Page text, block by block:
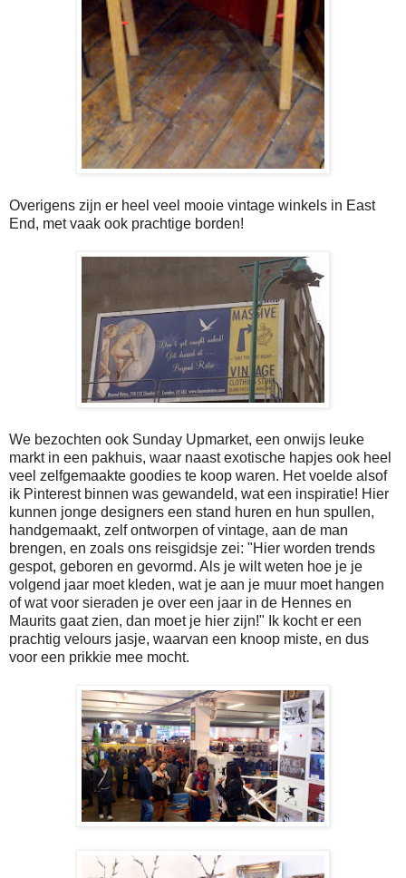
Overigens zijn er heel veel mooie vintage winkels in East
End, met vaak ook prachtige borden!
We bezochten ook Sunday Upmarket, een onwijs leuke
markt in een pakhuis, waar naast exotische hapjes ook heel
veel zelfgemaakte goodies te koop waren. Het voelde alsof
ik Pinterest binnen was gewandeld, wat een inspiratie! Hier
kunnen jonge designers een stand huren en hun spullen,
handgemaakt, zelf ontworpen of vintage, aan de man
brengen, en zoals ons reisgidsje zei: "Hier worden trends
gespot, geboren en gevormd. Als je wilt weten hoe je je
volgend jaar moet kleden, wat je aan je muur moet hangen
of wat voor sieraden je over een jaar in de Hennes en
Maurits gaat zien, dan moet je hier zijn!" Ik kocht er een
prachtig velours jasje, waarvan een knoop miste, en dus
voor een prikkie mee mocht.